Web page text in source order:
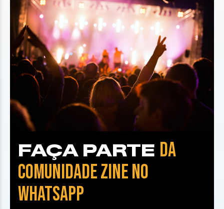
FAÇA PARTE DA
COMUNIDADE ZINE NO
WHATSAPP